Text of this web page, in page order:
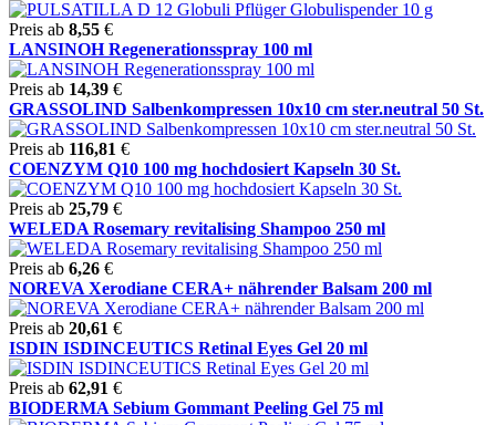
Preis ab 8,55 €
LANSINOH Regenerationsspray 100 ml
Preis ab 14,39 €
GRASSOLIND Salbenkompressen 10x10 cm ster.neutral 50 St.
Preis ab 116,81 €
COENZYM Q10 100 mg hochdosiert Kapseln 30 St.
Preis ab 25,79 €
WELEDA Rosemary revitalising Shampoo 250 ml
Preis ab 6,26 €
NOREVA Xerodiane CERA+ nährender Balsam 200 ml
Preis ab 20,61 €
ISDIN ISDINCEUTICS Retinal Eyes Gel 20 ml
Preis ab 62,91 €
BIODERMA Sebium Gommant Peeling Gel 75 ml